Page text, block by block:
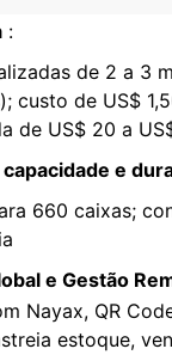
:
de 2 a 3
custo de US$
de US$ 20 a
e
660 caixas;
e Gestão
Nayax, QR
estoque,